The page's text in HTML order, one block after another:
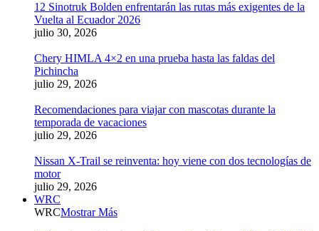
12 Sinotruk Bolden enfrentarán las rutas más exigentes de la
Vuelta al Ecuador 2026
julio 30, 2026
Chery HIMLA 4×2 en una prueba hasta las faldas del
Pichincha
julio 29, 2026
Recomendaciones para viajar con mascotas durante la
temporada de vacaciones
julio 29, 2026
Nissan X-Trail se reinventa: hoy viene con dos tecnologías de
motor
julio 29, 2026
WRC
WRCMostrar Más